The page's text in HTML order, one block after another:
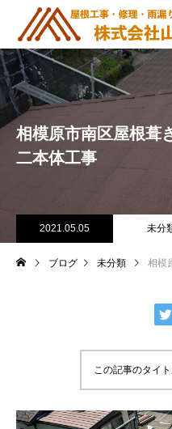
相模原市南区屋根葺
二本体工事
2021.05.05 未分
ブログ 未分類 相模原
この記事のタイ